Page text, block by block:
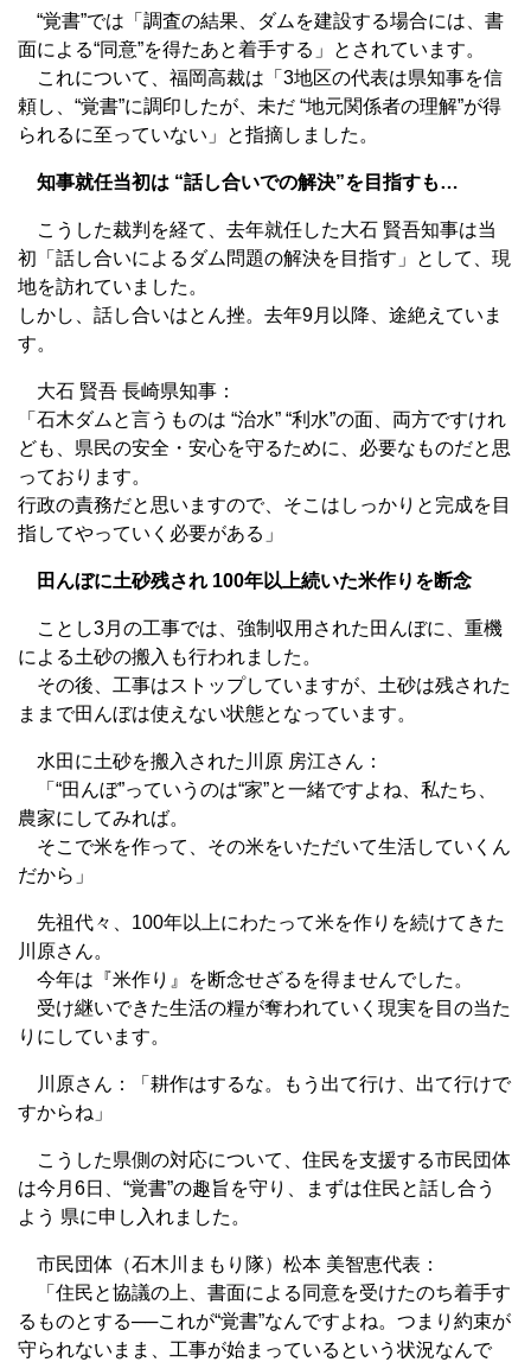
“覚書”では「調査の結果、ダムを建設する場合には、書
面による“同意”を得たあと着手する」とされています。
これについて、福岡高裁は「3地区の代表は県知事を信
頼し、“覚書”に調印したが、未だ “地元関係者の理解”が得
られるに至っていない」と指摘しました。
知事就任当初は “話し合いでの解決”を目指すも…
こうした裁判を経て、去年就任した大石 賢吾知事は当
初「話し合いによるダム問題の解決を目指す」として、現
地を訪れていました。
しかし、話し合いはとん挫。去年9月以降、途絶えていま
す。
大石 賢吾 長崎県知事：
「石木ダムと言うものは “治水” “利水”の面、両方ですけれ
ども、県民の安全・安心を守るために、必要なものだと思
っております。
行政の責務だと思いますので、そこはしっかりと完成を目
指してやっていく必要がある」
田んぼに土砂残され 100年以上続いた米作りを断念
ことし3月の工事では、強制収用された田んぼに、重機
による土砂の搬入も行われました。
その後、工事はストップしていますが、土砂は残された
ままで田んぼは使えない状態となっています。
水田に土砂を搬入された川原 房江さん：
「“田んぼ”っていうのは“家”と一緒ですよね、私たち、
農家にしてみれば。
そこで米を作って、その米をいただいて生活していくん
だから」
先祖代々、100年以上にわたって米を作りを続けてきた
川原さん。
今年は『米作り』を断念せざるを得ませんでした。
受け継いできた生活の糧が奪われていく現実を目の当た
りにしています。
川原さん：「耕作はするな。もう出て行け、出て行けで
すからね」
こうした県側の対応について、住民を支援する市民団体
は今月6日、“覚書”の趣旨を守り、まずは住民と話し合う
よう 県に申し入れました。
市民団体（石木川まもり隊）松本 美智恵代表：
「住民と協議の上、書面による同意を受けたのち着手す
るものとする──これが“覚書”なんですよね。つまり約束が
守られないまま、工事が始まっているという状況なんで